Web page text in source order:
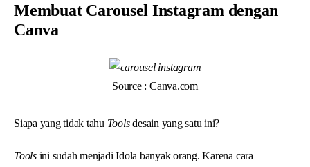
Membuat Carousel Instagram dengan
Canva
Source : Canva.com
Siapa yang tidak tahu Toolsdesain yang satu ini?
Tools ini sudah menjadi Idola banyak orang. Karena cara